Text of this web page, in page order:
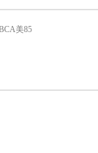
美85